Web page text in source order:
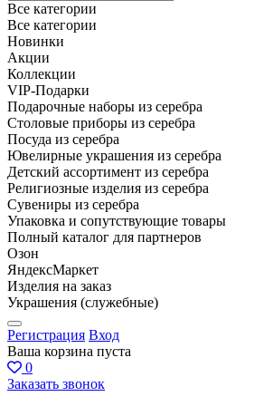
Все категории
Все категории
Новинки
Акции
Коллекции
VIP-Подарки
Подарочные наборы из серебра
Столовые приборы из серебра
Посуда из серебра
Ювелирные украшения из серебра
Детский ассортимент из серебра
Религиозные изделия из серебра
Сувениры из серебра
Упаковка и сопутствующие товары
Полный каталог для партнеров
Озон
ЯндексМаркет
Изделия на заказ
Украшения (служебные)
Регистрация Вход
Ваша корзина пуста
0
Заказать звонок